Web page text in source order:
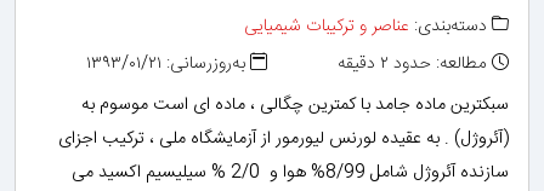
دسته‌بندی: عناصر و ترکیبات شیمیایی
مطالعه: حدود ۲ دقیقه
به‌روزرسانی: ۱۳۹۳/۰۱/۲۱
سبکترین ماده جامد با کمترین چگالی ، ماده ای است موسوم به
(آئروژل) . به عقیده لورنس لیورمور از آزمایشگاه ملی ، ترکیب اجزای
سازنده آئروژل شامل 8/99% هوا و 2/0 % سیلیسیم اکسید می